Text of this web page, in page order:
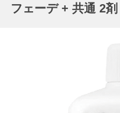
フェーデ + 共通 2剤